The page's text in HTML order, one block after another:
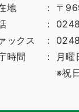
地
〒
ックス
時間
月曜
※祝